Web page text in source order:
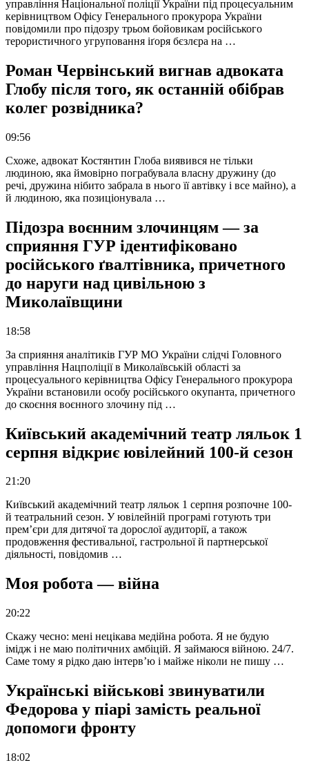
управління Національної поліції України під процесуальним
керівництвом Офісу Генерального прокурора України
повідомили про підозру трьом бойовикам російського
терористичного угруповання іґоря бєзлєра на …
Роман Червінський вигнав адвоката
Глобу після того, як останній обібрав
колег розвідника?
09:56
Схоже, адвокат Костянтин Глоба виявився не тільки
людиною, яка ймовірно пограбувала власну дружину (до
речі, дружина нібито забрала в нього її автівку і все майно), а
й людиною, яка позиціонувала …
Підозра воєнним злочинцям — за
сприяння ГУР ідентифіковано
російського ґвалтівника, причетного
до наруги над цивільною з
Миколаївщини
18:58
За сприяння аналітиків ГУР МО України слідчі Головного
управління Нацполіції в Миколаївській області за
процесуального керівництва Офісу Генерального прокурора
України встановили особу російського окупанта, причетного
до скоєння воєнного злочину під …
Київський академічний театр ляльок 1
серпня відкриє ювілейний 100-й сезон
21:20
Київський академічний театр ляльок 1 серпня розпочне 100-
й театральний сезон. У ювілейній програмі готують три
прем’єри для дитячої та дорослої аудиторії, а також
продовження фестивальної, гастрольної й партнерської
діяльності, повідомив …
Моя робота — війна
20:22
Скажу чесно: мені нецікава медійна робота. Я не будую
імідж і не маю політичних амбіцій. Я займаюся війною. 24/7.
Саме тому я рідко даю інтерв’ю і майже ніколи не пишу …
Українські військові звинуватили
Федорова у піарі замість реальної
допомоги фронту
18:02